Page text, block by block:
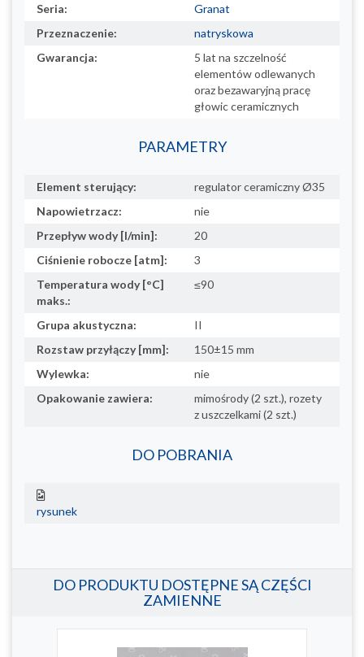
Seria:
Granat
Przeznaczenie:
natryskowa
Gwarancja:
5 lat na szczelność
elementów odlewanych
oraz bezawaryjną pracę
głowic ceramicznych
PARAMETRY
Element sterujący:
regulator ceramiczny Ø35
Napowietrzacz:
nie
Przepływ wody [l/min]:
20
Ciśnienie robocze [atm]:
3
Temperatura wody [°C]
maks.:
≤90
Grupa akustyczna:
II
Rozstaw przyłączy [mm]:
150±15 mm
Wylewka:
nie
Opakowanie zawiera:
mimośrody (2 szt.), rozety
z uszczelkami (2 szt.)
DO POBRANIA
rysunek
DO PRODUKTU DOSTĘPNE SĄ CZĘŚCI
ZAMIENNE